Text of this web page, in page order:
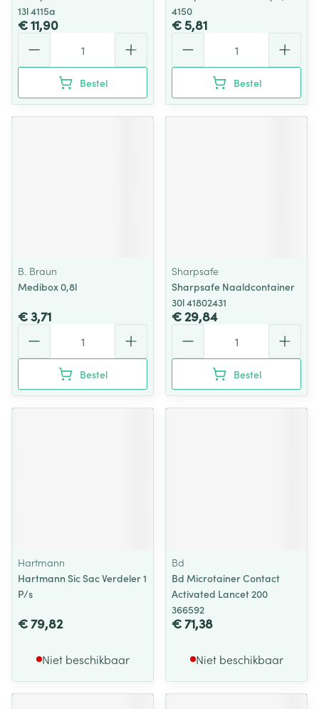
13l 4115a
€ 11,90
Bestel
4150
€ 5,81
Bestel
B. Braun
Medibox 0,8l
€ 3,71
Bestel
Sharpsafe
Sharpsafe Naaldcontainer
30l 41802431
€ 29,84
Bestel
Hartmann
Hartmann Sic Sac Verdeler 1
P/s
€ 79,82
Niet beschikbaar
Bd
Bd Microtainer Contact
Activated Lancet 200
366592
€ 71,38
Niet beschikbaar